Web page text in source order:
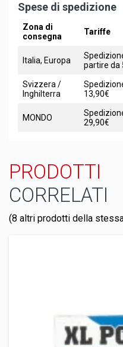
Spese di spedizione
Zona di
consegna
Tariffe
Italia, Europa
partire da
Svizzera /
Inghilterra
13,90€
MONDO
29,90€
PRODOTTI
CORRELATI
(8 altri prodotti della